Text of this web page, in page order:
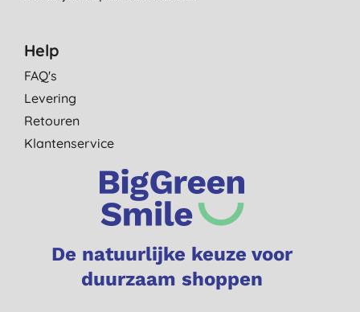
Help
FAQ's
Levering
Retouren
Klantenservice
De natuurlijke keuze voor
duurzaam shoppen